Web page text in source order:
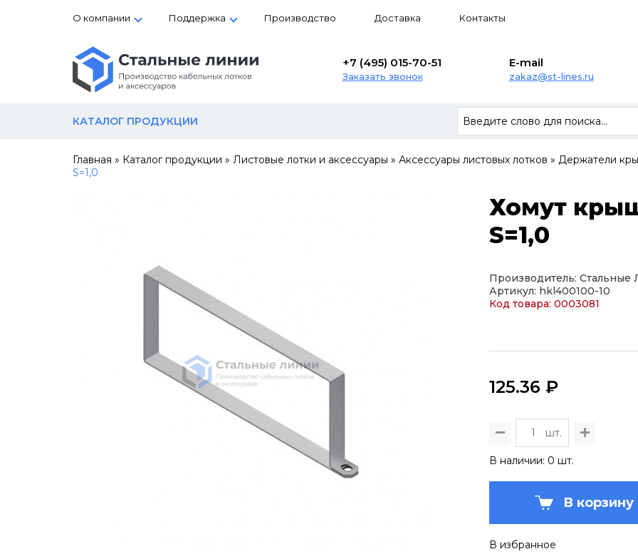
О компании Поддержка Производство Доставка Контакты
+7 (495) 015-70-51
Заказать звонок
E-mail
zakaz@st-lines.ru
КАТАЛОГ ПРОДУКЦИИ
Главная » Каталог продукции » Листовые лотки и аксессуары » Аксессуары листовых лотков » Держатели
S=1,0
Хомут
S=1,0
Производитель: Стальные
Артикул: hkl400100-10
Код товара: 0003081
125.36 ₽
шт.
В наличии: 0 шт.
В корзину
В избранное